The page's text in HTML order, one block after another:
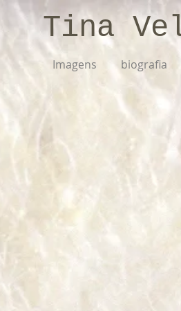
Tina
Imagens biografia